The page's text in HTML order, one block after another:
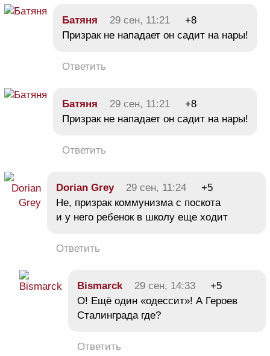
Батяня 29 сен, 11:21
+8
Призрак не нападает он садит на нары!
Ответить
Батяня 29 сен, 11:21
+8
Призрак не нападает он садит на нары!
Ответить
Dorian Grey 29 сен, 11:24
+5
Не, призрак коммунизма с поскота
и у него ребенок в школу еще ходит
Ответить
Bismarck 29 сен, 14:33
+5
О! Ещё один «одессит»! А Героев
Сталинграда где?
Ответить